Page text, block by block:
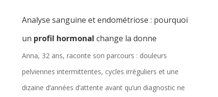
Analyse sanguine et endométriose : pourquoi
un profil hormonal change la donne
Anna, 32 ans, raconte son parcours : douleurs
pelviennes intermittentes, cycles irréguliers et une
dizaine d’années d’attente avant qu’un diagnostic ne